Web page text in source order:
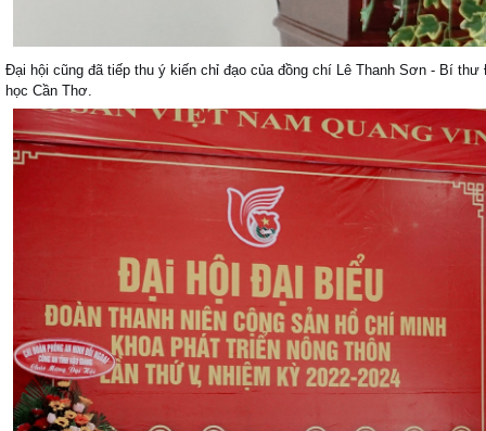
Đại hội cũng đã tiếp thu ý kiến chỉ đạo của đồng chí Lê Thanh Sơn - Bí
học Cần Thơ.